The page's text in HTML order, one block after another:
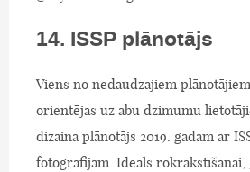
14. ISSP plānotājs
Viens no nedaudzajiem
orientējas uz abu dzimumu
dizaina plānotājs 2019. gadam ar
fotogrāfijām. Ideāls rokrakstīšanai,